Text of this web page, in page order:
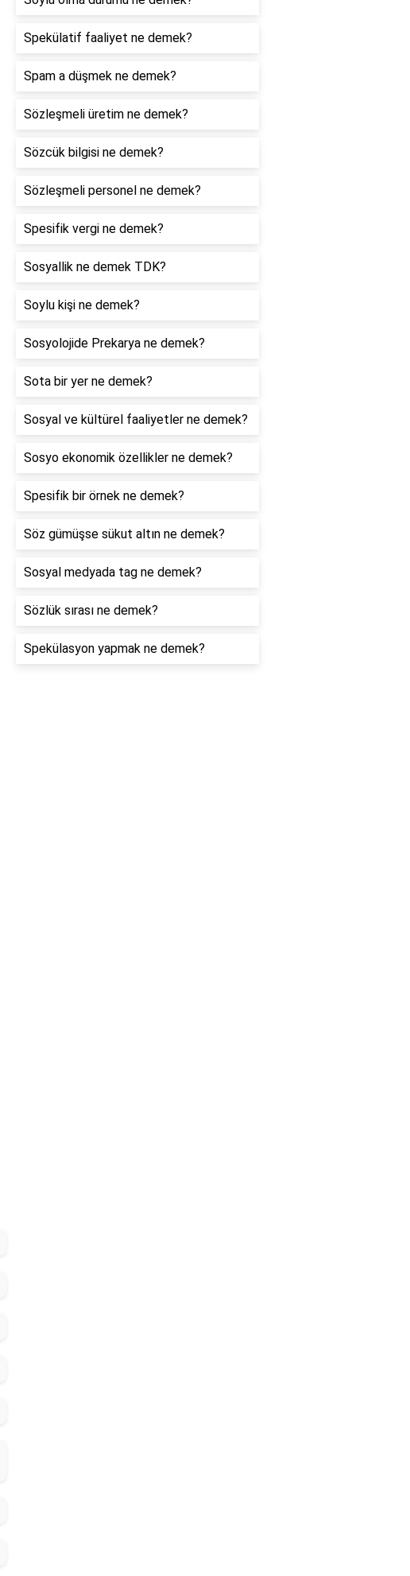
Spekülatif faaliyet ne demek?
Spam a düşmek ne demek?
Sözleşmeli üretim ne demek?
Sözcük bilgisi ne demek?
Sözleşmeli personel ne demek?
Spesifik vergi ne demek?
Sosyallik ne demek TDK?
Soylu kişi ne demek?
Sosyolojide Prekarya ne demek?
Sota bir yer ne demek?
Sosyal ve kültürel faaliyetler ne demek?
Sosyo ekonomik özellikler ne demek?
Spesifik bir örnek ne demek?
Söz gümüşse sükut altın ne demek?
Sosyal medyada tag ne demek?
Sözlük sırası ne demek?
Spekülasyon yapmak ne demek?